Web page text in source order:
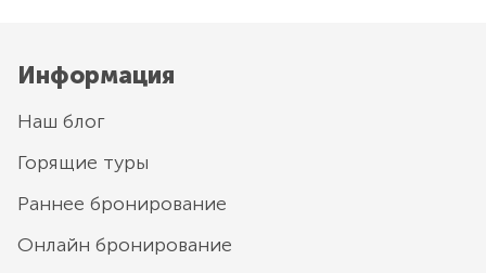
Информация
Наш блог
Горящие туры
Раннее бронирование
Онлайн бронирование